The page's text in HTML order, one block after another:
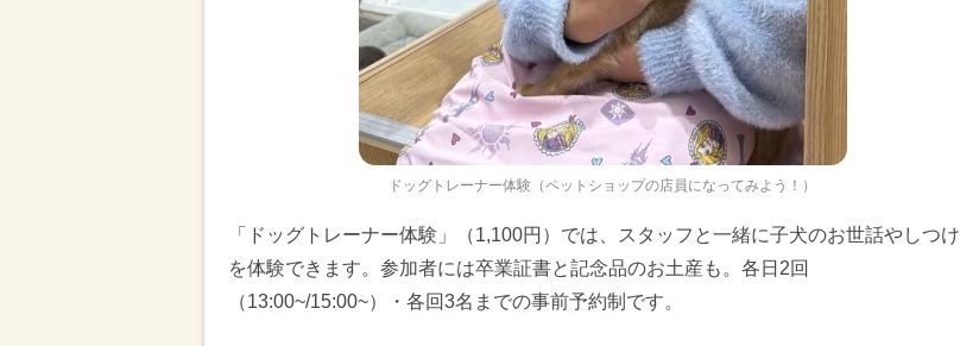
ドッグトレーナー体験（ペットショップの店員になってみよう！）
「ドッグトレーナー体験」（1,100円）では、スタッフと一緒に子犬のお世話やしつけ
を体験できます。参加者には卒業証書と記念品のお土産も。各日2回
（13:00~/15:00~）・各回3名までの事前予約制です。